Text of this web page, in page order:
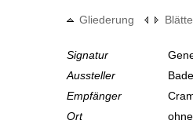
Gliederung
Signatur
Aussteller
Empfänger
Ort